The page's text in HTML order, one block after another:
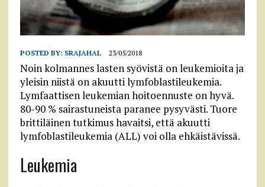
POSTED BY: SRAJAHAL 23/05/2018
Noin kolmannes lasten syövistä on leukemioita ja
yleisin niistä on akuutti lymfoblastileukemia.
Lymfaattisen leukemian hoitoennuste on hyvä.
80-90 % sairastuneista paranee pysyvästi. Tuore
brittiläinen tutkimus havaitsi, että akuutti
lymfoblastileukemia (ALL) voi olla ehkäistävissä.
Leukemia